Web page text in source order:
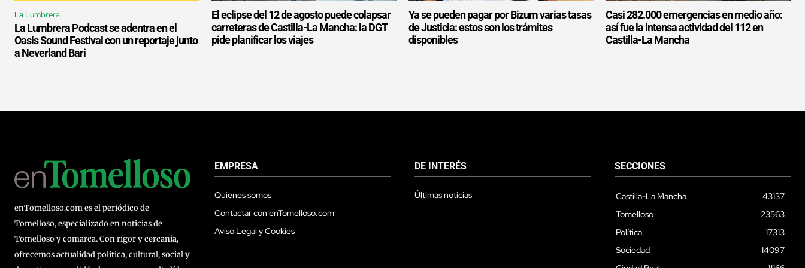
La Lumbrera
La Lumbrera Podcast se adentra en el
Oasis Sound Festival con un reportaje junto
a Neverland Bari
El eclipse del 12 de agosto puede colapsar
carreteras de Castilla-La Mancha: la DGT
pide planificar los viajes
Ya se pueden pagar por Bizum varias tasas
de Justicia: estos son los trámites
disponibles
Casi 282.000 emergencias en medio año:
así fue la intensa actividad del 112 en
Castilla-La Mancha
enTomelloso.com es el periódico de
Tomelloso, especializado en noticias de
Tomelloso y comarca. Con rigor y cercanía,
ofrecemos actualidad política, cultural, social y
EMPRESA
Quienes somos
Contactar con enTomelloso.com
Aviso Legal y Cookies
DE INTERÉS
Últimas noticias
SECCIONES
Castilla-La Mancha
43137
Tomelloso
23563
Política
17313
Sociedad
14097